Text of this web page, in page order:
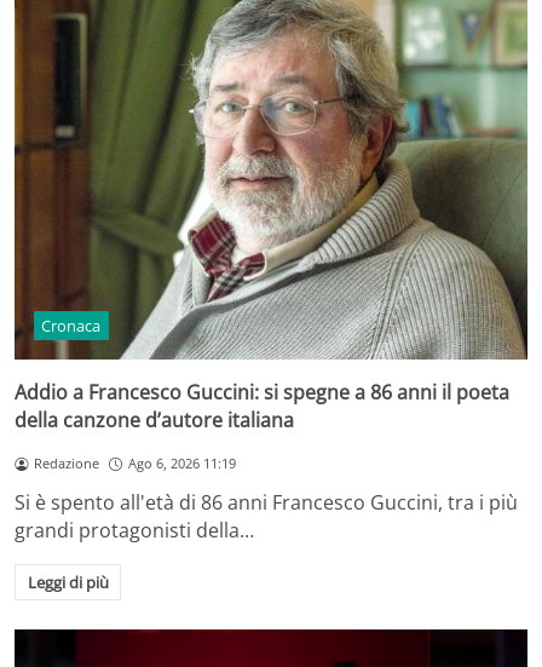
Cronaca
Addio a Francesco Guccini: si spegne a 86 anni il poeta
della canzone d’autore italiana
Redazione Ago 6, 2026 11:19
Si è spento all'età di 86 anni Francesco Guccini, tra i più
grandi protagonisti della…
Leggi di più